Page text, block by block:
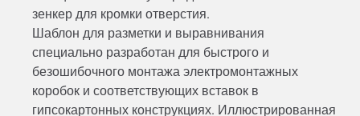
зенкер для кромки отверстия.
Шаблон для разметки и выравнивания
специально разработан для быстрого и
безошибочного монтажа электромонтажных
коробок и соответствующих вставок в
гипсокартонных конструкциях. Иллюстрированная